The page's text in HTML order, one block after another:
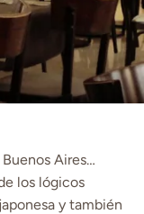
Aires…
los lógicos
y también